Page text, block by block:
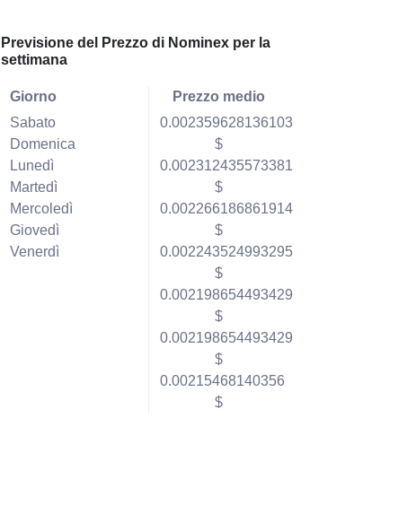
Previsione del Prezzo di Nominex per la
settimana
Giorno
Sabato
Domenica
Lunedì
Martedì
Mercoledì
Giovedì
Venerdì
Prezzo medio
0.002359628136103
$
0.002312435573381
$
0.002266186861914
$
0.002243524993295
$
0.002198654493429
$
0.002198654493429
$
0.00215468140356
$